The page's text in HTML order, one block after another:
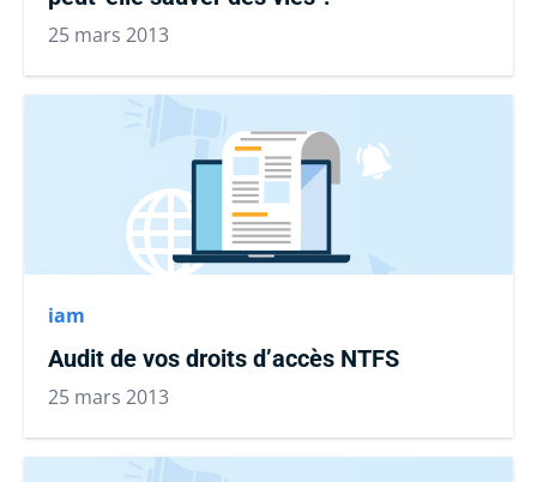
25 mars 2013
iam
Audit de vos droits d’accès NTFS
25 mars 2013